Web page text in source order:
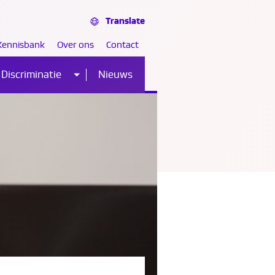
Discriminatie
Sub
Nieuws
Over ons Contact
Translate